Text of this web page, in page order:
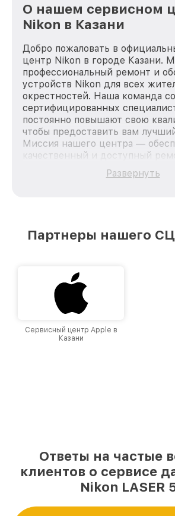
О нашем сервисном
Nikon в Казани
Добро пожаловать в
центр Nikon в городе Казани.
профессиональный ремонт и
устройств Nikon для всех
окрестностей. Наша команда
сертифицированных
постоянно повышают свою
чтобы предоставить вам
Миссия нашего центра —
качественный и доступный
каждого пользователя
зависимости от сложности
Казани, постоянно повышая
Развернуть
Партнеры нашего
Сервисный центр Apple в
Казани
Ответы на частые
клиентов о сервисе
Nikon LASER